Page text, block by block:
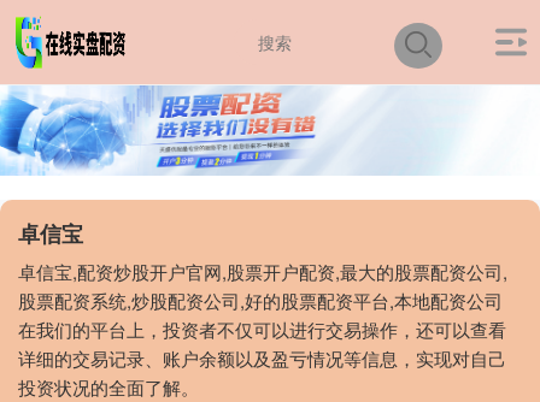
卓信宝
卓信宝,配资炒股开户官网,股票开户配资,最大的股票配资公司,
股票配资系统,炒股配资公司,好的股票配资平台,本地配资公司
在我们的平台上，投资者不仅可以进行交易操作，还可以查看
详细的交易记录、账户余额以及盈亏情况等信息，实现对自己
投资状况的全面了解。